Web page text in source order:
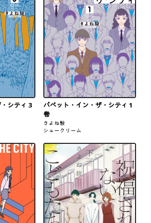
シティ 3
パペット・イン・ザ・シティ 1
巻
きよね駿
シュークリーム